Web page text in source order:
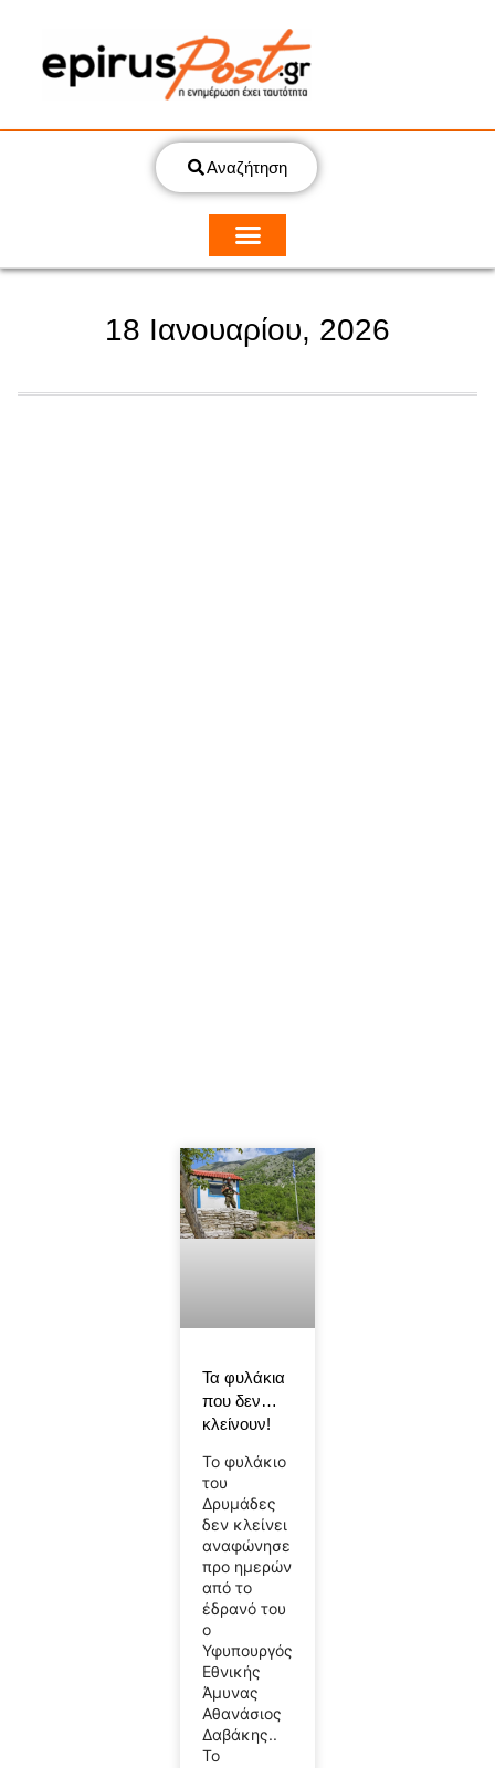
Αναζήτηση
18 Ιανουαρίου, 2026
Τα φυλάκια
που δεν…
κλείνουν!
Το φυλάκιο
του
Δρυμάδες
δεν κλείνει
αναφώνησε
προ ημερών
από το
έδρανό του
ο
Υφυπουργός
Εθνικής
Άμυνας
Αθανάσιος
Δαβάκης..
Το